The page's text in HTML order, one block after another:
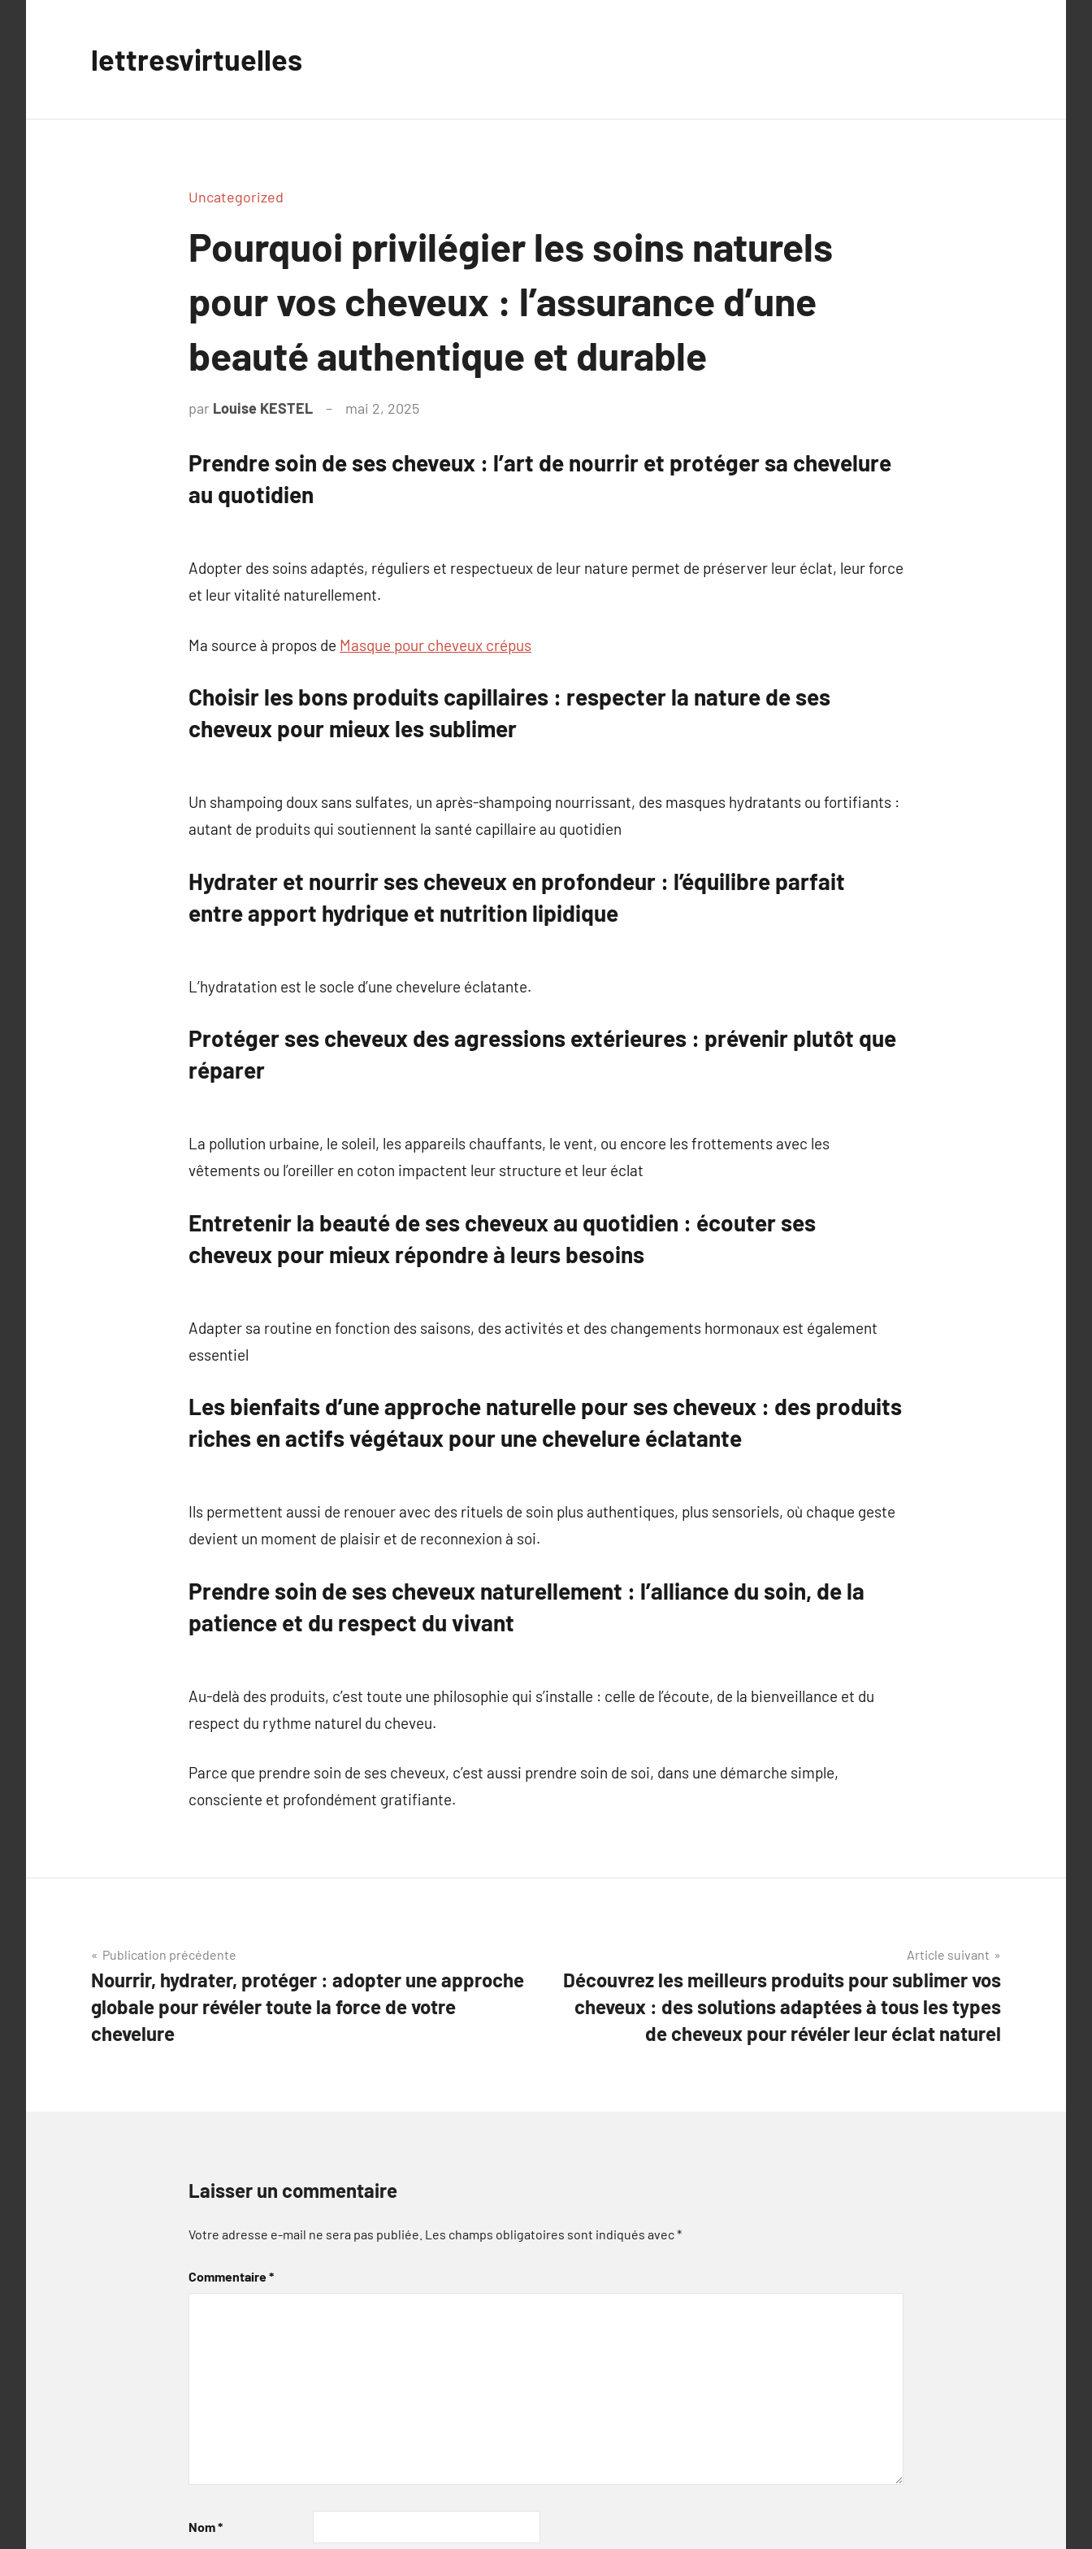
lettresvirtuelles
Uncategorized
Pourquoi privilégier les soins naturels
pour vos cheveux : l’assurance d’une
beauté authentique et durable
par Louise KESTEL mai 2, 2025
Prendre soin de ses cheveux : l’art de nourrir et protéger sa chevelure
au quotidien
Adopter des soins adaptés, réguliers et respectueux de leur nature permet de préserver leur éclat, leur force
et leur vitalité naturellement.
Ma source à propos de Masque pour cheveux crépus
Choisir les bons produits capillaires : respecter la nature de ses
cheveux pour mieux les sublimer
Un shampoing doux sans sulfates, un après-shampoing nourrissant, des masques hydratants ou fortifiants :
autant de produits qui soutiennent la santé capillaire au quotidien
Hydrater et nourrir ses cheveux en profondeur : l’équilibre parfait
entre apport hydrique et nutrition lipidique
L’hydratation est le socle d’une chevelure éclatante.
Protéger ses cheveux des agressions extérieures : prévenir plutôt que
réparer
La pollution urbaine, le soleil, les appareils chauffants, le vent, ou encore les frottements avec les
vêtements ou l’oreiller en coton impactent leur structure et leur éclat
Entretenir la beauté de ses cheveux au quotidien : écouter ses
cheveux pour mieux répondre à leurs besoins
Adapter sa routine en fonction des saisons, des activités et des changements hormonaux est également
essentiel
Les bienfaits d’une approche naturelle pour ses cheveux : des produits
riches en actifs végétaux pour une chevelure éclatante
Ils permettent aussi de renouer avec des rituels de soin plus authentiques, plus sensoriels, où chaque geste
devient un moment de plaisir et de reconnexion à soi.
Prendre soin de ses cheveux naturellement : l’alliance du soin, de la
patience et du respect du vivant
Au-delà des produits, c’est toute une philosophie qui s’installe : celle de l’écoute, de la bienveillance et du
respect du rythme naturel du cheveu.
Parce que prendre soin de ses cheveux, c’est aussi prendre soin de soi, dans une démarche simple,
consciente et profondément gratifiante.
Navigation
de
l’article
Publication précédente
Nourrir, hydrater, protéger : adopter une approche
globale pour révéler toute la force de votre
chevelure
Article suivant
Découvrez les meilleurs produits pour sublimer vos
cheveux : des solutions adaptées à tous les types
de cheveux pour révéler leur éclat naturel
Laisser un commentaire
Votre adresse e-mail ne sera pas publiée. Les champs obligatoires sont indiqués avec*
Commentaire*
Nom*